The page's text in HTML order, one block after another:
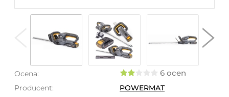
Ocena: 6 ocen
Producent:
POWERMAT